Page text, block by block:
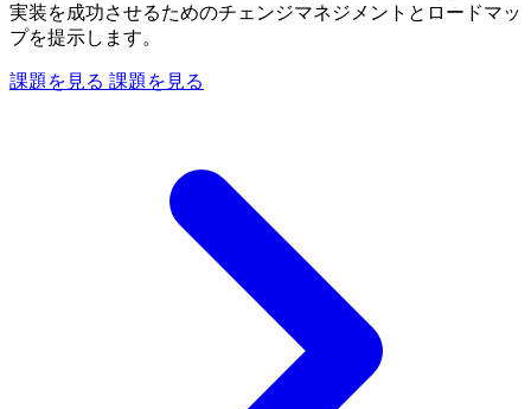
実装を成功させるためのチェンジマネジメントとロードマッ
プを提示します。
課題を見る 課題を見る